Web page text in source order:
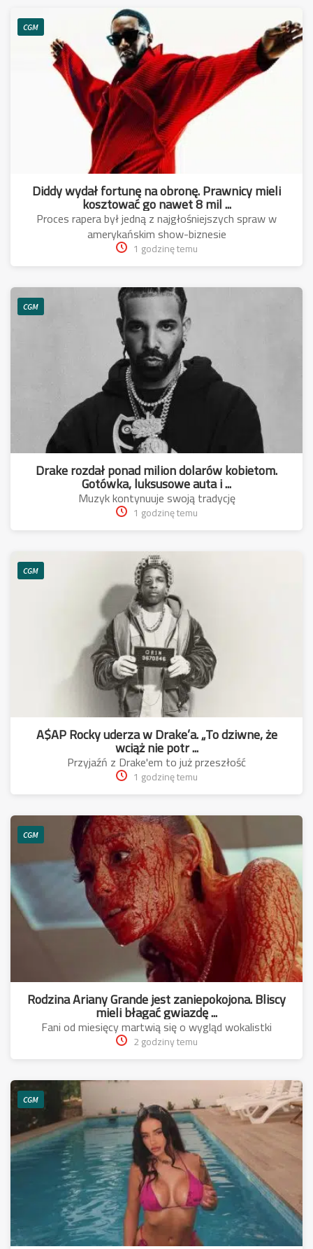
CGM
Diddy wydał fortunę na obronę. Prawnicy mieli
kosztować go nawet 8 mil ...
Proces rapera był jedną z najgłośniejszych spraw w
amerykańskim show-biznesie
1 godzinę temu
CGM
Drake rozdał ponad milion dolarów kobietom.
Gotówka, luksusowe auta i ...
Muzyk kontynuuje swoją tradycję
1 godzinę temu
CGM
A$AP Rocky uderza w Drake’a. „To dziwne, że
wciąż nie potr ...
Przyjaźń z Drake'em to już przeszłość
1 godzinę temu
CGM
Rodzina Ariany Grande jest zaniepokojona. Bliscy
mieli błagać gwiazdę ...
Fani od miesięcy martwią się o wygląd wokalistki
2 godziny temu
CGM